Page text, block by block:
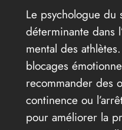
Le psychologue du
déterminante dans
mental des
blocages
recommander des
continence ou
pour améliorer la